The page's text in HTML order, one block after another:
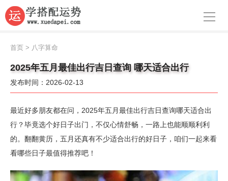
导航
周公解梦
生肖运势
八字算命
风水
名字
首页 > 八字算命
2025年五月最佳出行吉日查询 哪天适合出行
发布时间：2026-02-13
最近好多朋友都在问，2025年五月最佳出行吉日查询哪天适合出
行？毕竟选个好日子出门，不仅心情舒畅，一路上也能顺顺利利
的。翻翻黄历，五月还真有不少适合出行的好日子，咱们一起来看
看哪些日子最值得推荐吧！